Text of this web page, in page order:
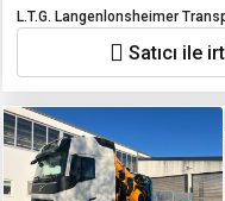
L.T.G. Langenlonsheimer
Satıcı ile